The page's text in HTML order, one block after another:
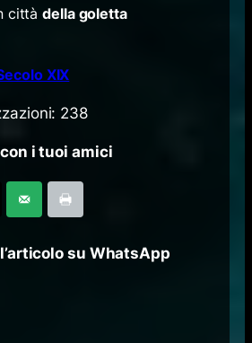
cittàdella goletta
238
i tuoi amici
su WhatsApp